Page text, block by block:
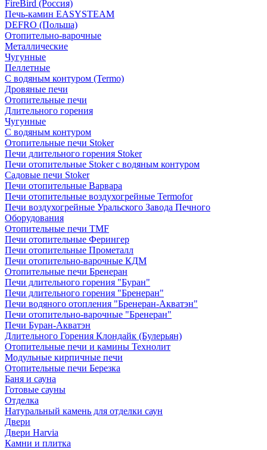
FireBird (Россия)
Печь-камин EASYSTEAM
DEFRO (Польша)
Отопительно-варочные
Металлические
Чугунные
Пеллетные
С водяным контуром (Termo)
Дровяные печи
Отопительные печи
Длительного горения
Чугунные
C водяным контуром
Отопительные печи Stoker
Печи длительного горения Stoker
Печи отопительные Stoker с водяным контуром
Садовые печи Stoker
Печи отопительные Варвара
Печи отопительные воздухогрейные Termofor
Печи воздухогрейные Уральского Завода Печного
Оборудования
Отопительные печи TMF
Печи отопительные Ферингер
Печи отопительные Прометалл
Печи отопительно-варочные КДМ
Отопительные печи Бренеран
Печи длительного горения "Буран"
Печи длительного горения "Бренеран"
Печи водяного отопления "Бренеран-Акватэн"
Печи отопительно-варочные "Бренеран"
Печи Буран-Акватэн
Длительного Горения Клондайк (Булерьян)
Отопительные печи и камины Технолит
Модульные кирпичные печи
Отопительные печи Березка
Баня и сауна
Готовые сауны
Отделка
Натуральный камень для отделки саун
Двери
Двери Harvia
Камни и плитка